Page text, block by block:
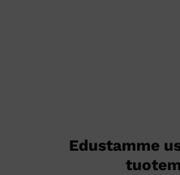
Edustamme